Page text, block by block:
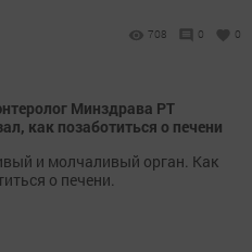
708 0 0
Минздрава РТ
как позаботиться о печени
и молчаливый орган. Как
о печени.